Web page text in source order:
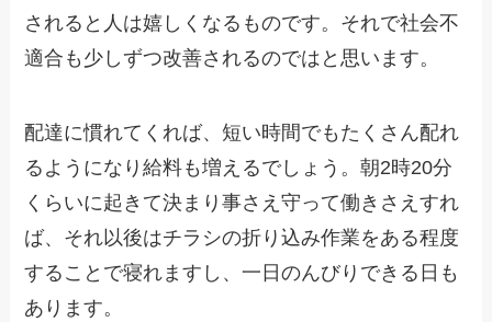
されると人は嬉しくなるものです。それで社会不
適合も少しずつ改善されるのではと思います。
配達に慣れてくれば、短い時間でもたくさん配れ
るようになり給料も増えるでしょう。朝2時20分
くらいに起きて決まり事さえ守って働きさえすれ
ば、それ以後はチラシの折り込み作業をある程度
することで寝れますし、一日のんびりできる日も
あります。